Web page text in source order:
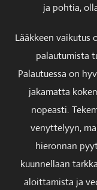
ja pohtia,
Lääkkeen vaikutus
palautumista
Palautuessa on
jakamatta
nopeasti.
venyttelyyn,
hieronnan
kuunnellaan
aloittamista ja